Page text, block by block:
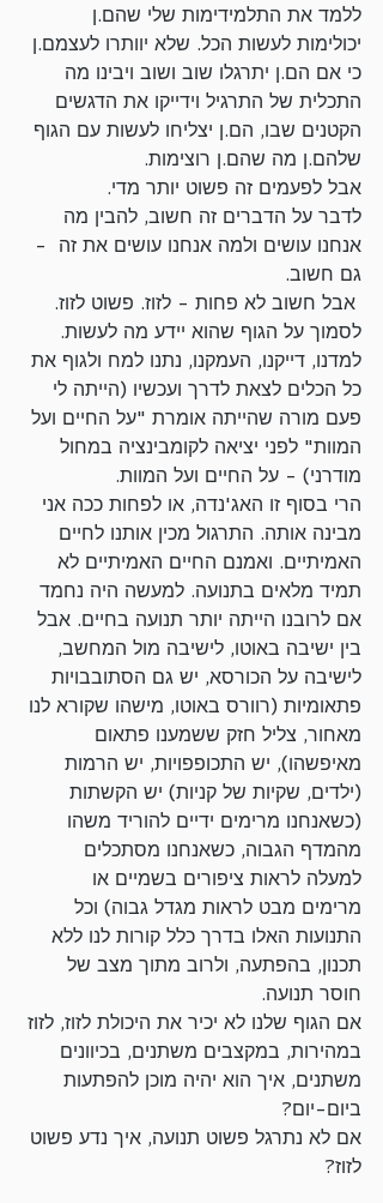
ללמד את התלמידימות שלי שהם.ן
יכולימות לעשות הכל. שלא יוותרו לעצמם.ן
כי אם הם.ן יתרגלו שוב ושוב ויבינו מה
התכלית של התרגיל וידייקו את הדגשים
הקטנים שבו, הם.ן יצליחו לעשות עם הגוף
שלהם.ן מה שהם.ן רוצימות.
אבל לפעמים זה פשוט יותר מדי.
לדבר על הדברים זה חשוב, להבין מה
אנחנו עושים ולמה אנחנו עושים את זה  -
גם חשוב.
אבל חשוב לא פחות - לזוז. פשוט לזוז.
לסמוך על הגוף שהוא יידע מה לעשות.
למדנו, דייקנו, העמקנו, נתנו למח ולגוף את
כל הכלים לצאת לדרך ועכשיו (הייתה לי
פעם מורה שהייתה אומרת "על החיים ועל
המוות" לפני יציאה לקומבינציה במחול
מודרני) - על החיים ועל המוות.
הרי בסוף זו האג'נדה, או לפחות ככה אני
מבינה אותה. התרגול מכין אותנו לחיים
האמיתיים. ואמנם החיים האמיתיים לא
תמיד מלאים בתנועה. למעשה היה נחמד
אם לרובנו הייתה יותר תנועה בחיים. אבל
בין ישיבה באוטו, לישיבה מול המחשב,
לישיבה על הכורסא, יש גם הסתובבויות
פתאומיות (רוורס באוטו, מישהו שקורא לנו
מאחור, צליל חזק ששמענו פתאום
מאיפשהו), יש התכופפויות, יש הרמות
(ילדים, שקיות של קניות) יש הקשתות
(כשאנחנו מרימים ידיים להוריד משהו
מהמדף הגבוה, כשאנחנו מסתכלים
למעלה לראות ציפורים בשמיים או
מרימים מבט לראות מגדל גבוה) וכל
התנועות האלו בדרך כלל קורות לנו ללא
תכנון, בהפתעה, ולרוב מתוך מצב של
חוסר תנועה.
אם הגוף שלנו לא יכיר את היכולת לזוז, לזוז
במהירות, במקצבים משתנים, בכיוונים
משתנים, איך הוא יהיה מוכן להפתעות
ביום-יום?
אם לא נתרגל פשוט תנועה, איך נדע פשוט
לזוז?